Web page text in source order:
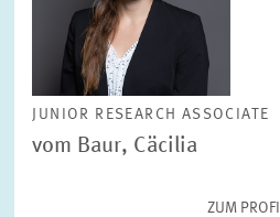
JUNIOR RESEARCH ASSOCIATE
vom Baur, Cäcilia
ZUM PROFIL